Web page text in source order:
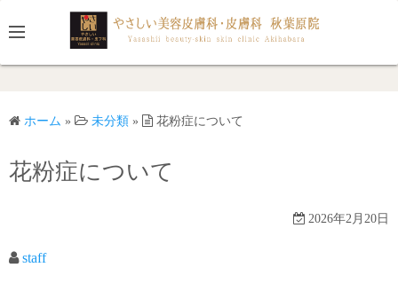
ン
へ
キ
ホーム » 未分類 » 花粉症について
花粉症について
2026年2月20日
staff